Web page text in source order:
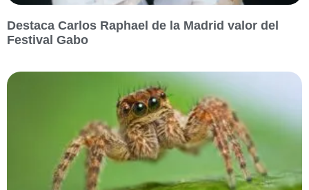
Destaca Carlos Raphael de la Madrid valor del
Festival Gabo